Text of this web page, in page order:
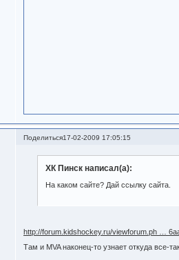
Поделиться17-02-2009 17:05:15
ХК Пинск написал(а):
На каком сайте? Дай ссылку сайта.
http://forum.kidshockey.ru/viewforum.ph …
Там и MVA наконец-то узнает откуда все-